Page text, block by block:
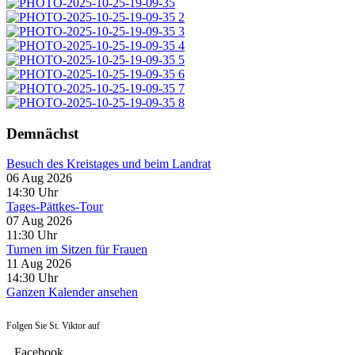
Demnächst
Besuch des Kreistages und beim Landrat
06 Aug 2026
14:30 Uhr
Tages-Pättkes-Tour
07 Aug 2026
11:30 Uhr
Turnen im Sitzen für Frauen
11 Aug 2026
14:30 Uhr
Ganzen Kalender ansehen
Folgen Sie St. Viktor auf